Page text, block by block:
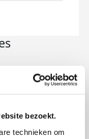
bezoekt.
technieken om